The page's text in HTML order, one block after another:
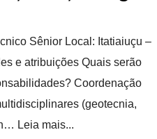
Sênior Local: Itatiaiuçu –
e atribuições Quais serão
Coordenação
(geotecnia,
Leia mais...